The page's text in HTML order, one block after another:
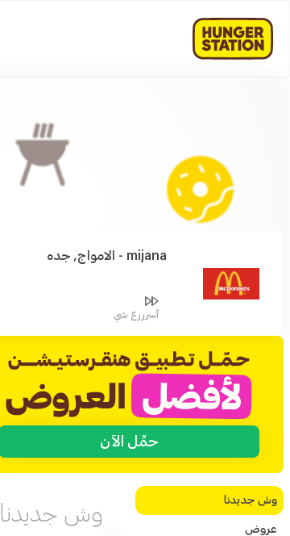
mijana - الامواج, جده
أسرررع شي
حمِّل الآن
وش جديدنا
عروض
وش جديدنا